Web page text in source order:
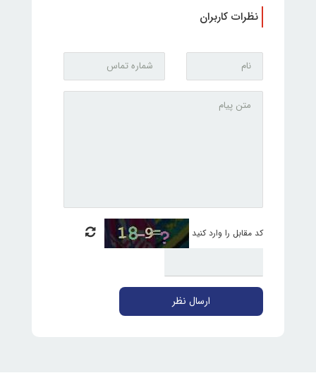
نظرات کاربران
کد مقابل را وارد کنید
ارسال نظر